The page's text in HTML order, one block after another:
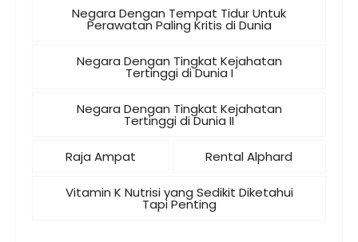
Negara Dengan Tempat Tidur Untuk
Perawatan Paling Kritis di Dunia
Negara Dengan Tingkat Kejahatan
Tertinggi di Dunia I
Negara Dengan Tingkat Kejahatan
Tertinggi di Dunia II
Raja Ampat Rental Alphard
Vitamin K Nutrisi yang Sedikit Diketahui
Tapi Penting